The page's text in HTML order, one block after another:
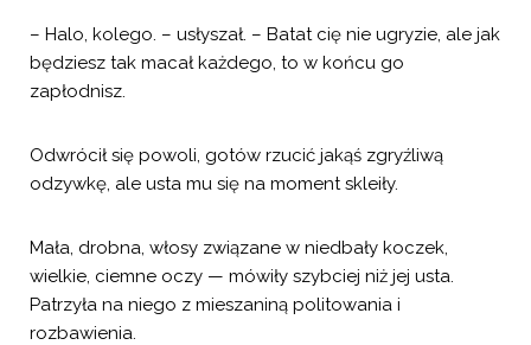
– Halo, kolego. – usłyszał. – Batat cię nie ugryzie, ale jak
będziesz tak macał każdego, to w końcu go
zapłodnisz.
Odwrócił się powoli, gotów rzucić jakąś zgryźliwą
odzywkę, ale usta mu się na moment skleiły.
Mała, drobna, włosy związane w niedbały koczek,
wielkie, ciemne oczy — mówiły szybciej niż jej usta.
Patrzyła na niego z mieszaniną politowania i
rozbawienia.